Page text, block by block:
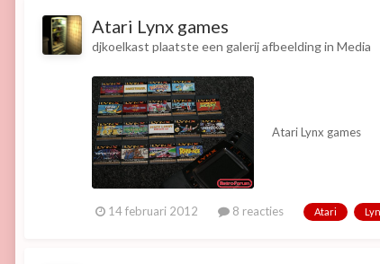
Atari Lynx games
djkoelkast plaatste een galerij afbeelding in Media
Atari Lynx games
14 februari 2012 8 reacties Atari